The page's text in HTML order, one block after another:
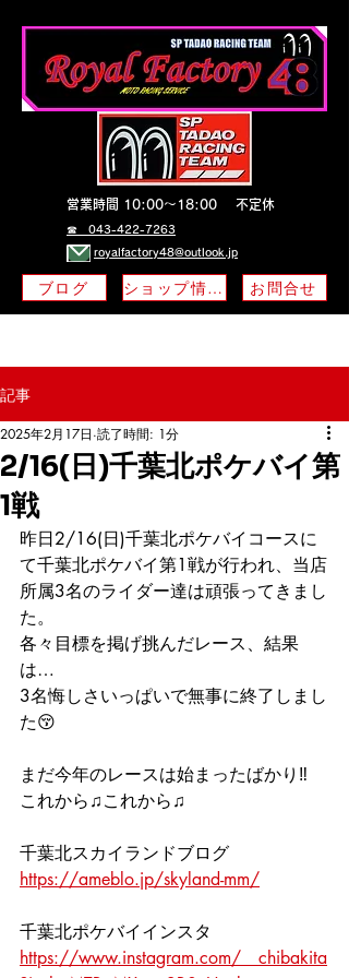
営業時間 10:00～18:00 不定休
​☎ 043-422-7263
royalfactory48@outlook.jp
ブログ ショップ情報 お問合せ
記事
2/16(日)千葉北ポケバイ第
1戦
2025年2月17日 読了時間: 1分
昨日2/16(日)千葉北ポケバイコースに
て千葉北ポケバイ第1戦が行われ、当店
所属3名のライダー達は頑張ってきまし
た。
各々目標を掲げ挑んだレース、結果
は…
3名悔しさいっぱいで無事に終了しまし
た😚
まだ今年のレースは始まったばかり‼️
これから♫これから♫
千葉北スカイランドブログ
https://ameblo.jp/skyland-mm/
千葉北ポケバイインスタ
https://www.instagram.com/__chibakita